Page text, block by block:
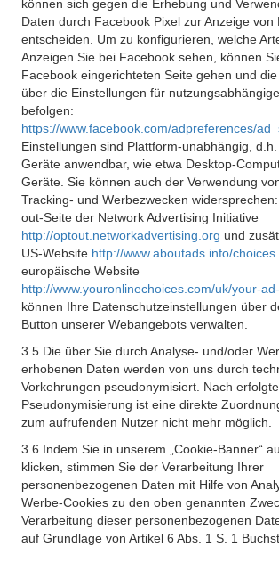
können sich gegen die Erhebung und
Daten durch Facebook Pixel zur Anzeige von
entscheiden. Um zu konfigurieren, welche
Anzeigen Sie bei Facebook sehen, können
Facebook eingerichteten Seite gehen und
über die Einstellungen für
befolgen:
https://www.facebook.com/adpreferences/
Einstellungen sind Plattform-unabhängig,
Geräte anwendbar, wie etwa Desktop-
Geräte. Sie können auch der Verwendung
Tracking- und Werbezwecken
out-Seite der Network Advertising Initiative
http://optout.networkadvertising.org und
US-Website http://www.aboutads.info/choices
europäische Website
http://www.youronlinechoices.com/uk/your-
können Ihre Datenschutzeinstellungen über
Button unserer Webangebots verwalten.
3.5 Die über Sie durch Analyse- und/oder
erhobenen Daten werden von uns durch
Vorkehrungen pseudonymisiert. Nach
Pseudonymisierung ist eine direkte
zum aufrufenden Nutzer nicht mehr möglich.
3.6 Indem Sie in unserem „Cookie-Banner“
klicken, stimmen Sie der Verarbeitung Ihrer
personenbezogenen Daten mit Hilfe von
Werbe-Cookies zu den oben genannten
Verarbeitung dieser personenbezogenen
auf Grundlage von Artikel 6 Abs. 1 S. 1